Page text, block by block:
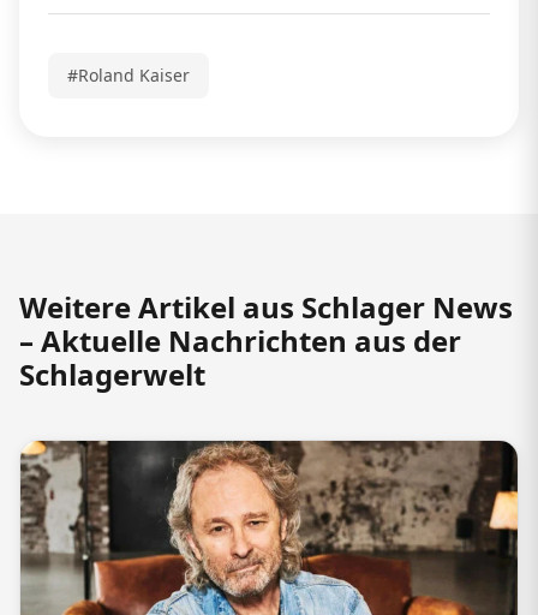
#Roland Kaiser
Weitere Artikel aus Schlager News
– Aktuelle Nachrichten aus der
Schlagerwelt